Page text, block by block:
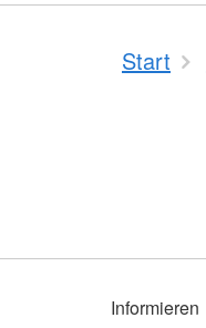
Start
Informieren